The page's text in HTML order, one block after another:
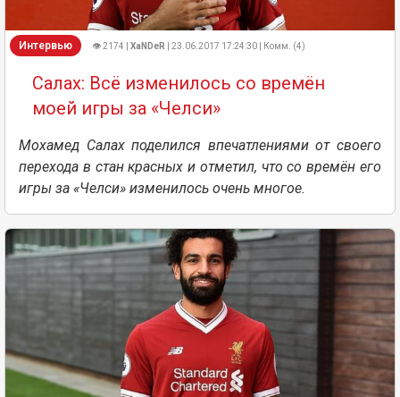
Интервью 👁 2174 | XaNDeR | 23.06.2017 17:24:30 | Комм. (4)
Салах: Всё изменилось со времён
моей игры за «Челси»
Мохамед Салах поделился впечатлениями от своего
перехода в стан красных и отметил, что со времён его
игры за «Челси» изменилось очень многое.